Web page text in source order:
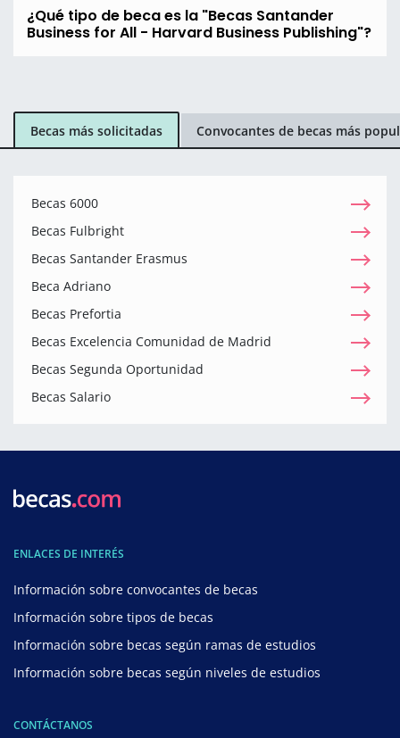
¿Qué tipo de beca es la "Becas Santander
Business for All - Harvard Business Publishing"?
Becas más solicitadas Convocantes de becas más
Becas 6000
Becas Fulbright
Becas Santander Erasmus
Beca Adriano
Becas Prefortia
Becas Excelencia Comunidad de Madrid
Becas Segunda Oportunidad
Becas Salario
ENLACES DE INTERÉS
Información sobre convocantes de becas
Información sobre tipos de becas
Información sobre becas según ramas de estudios
Información sobre becas según niveles de estudios
CONTÁCTANOS